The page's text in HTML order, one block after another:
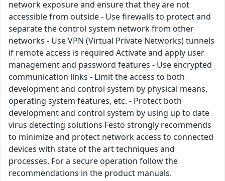
network exposure and ensure that they are not
accessible from outside - Use firewalls to protect and
separate the control system network from other
networks - Use VPN (Virtual Private Networks) tunnels
if remote access is required Activate and apply user
management and password features - Use encrypted
communication links - Limit the access to both
development and control system by physical means,
operating system features, etc. - Protect both
development and control system by using up to date
virus detecting solutions Festo strongly recommends
to minimize and protect network access to connected
devices with state of the art techniques and
processes. For a secure operation follow the
recommendations in the product manuals.